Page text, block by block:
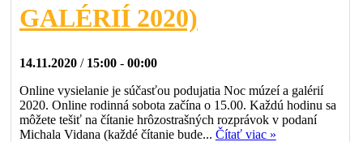
GALÉRIÍ 2020)
14.11.2020/ 15:00- 00:00
Online vysielanie je súčasťou podujatia Noc múzeí a galérií
2020. Online rodinná sobota začína o 15.00. Každú hodinu sa
môžete tešiť na čítanie hrôzostrašných rozprávok v podaní
Michala Vidana (každé čítanie bude... Čítať viac »